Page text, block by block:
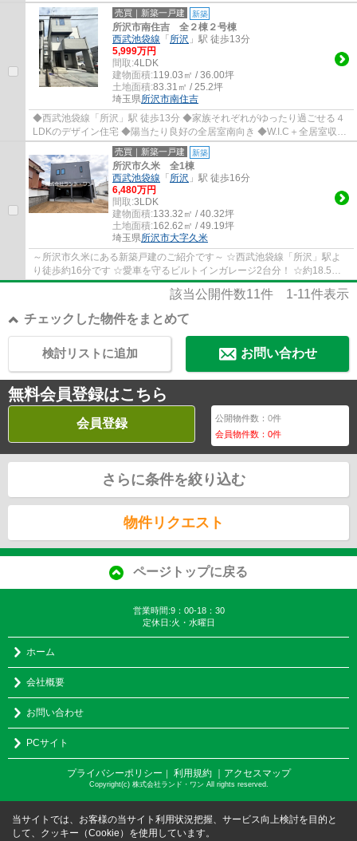
ンが自然と生まれるリビング階段 ◆吹抜けの開...
売買｜新築一戸建 新築
所沢市南住吉 全２棟２号棟
西武池袋線 「 所沢 」駅 徒歩13分
5,999万円
間取:4LDK
建物面積:119.03㎡ / 36.00坪
土地面積:83.31㎡ / 25.2坪
埼玉県所沢市南住吉
◆西武池袋線「所沢」駅 徒歩13分 ◆家族それぞれがゆったり過ごせる４
LDKのデザイン住宅 ◆陽当たり良好の全居室南向き ◆W.I.C＋全居室収納
付き ◆家族のコミュニケーションが自然と生ま...
売買｜新築一戸建 新築
所沢市久米 全1棟
西武池袋線 「 所沢 」駅 徒歩16分
6,480万円
間取:3LDK
建物面積:133.32㎡ / 40.32坪
土地面積:162.62㎡ / 49.19坪
埼玉県所沢市大字久米
～所沢市久米にある新築戸建のご紹介です～ ☆西武池袋線「所沢」駅よ
り徒歩約16分です ☆愛車を守るビルトインガレージ2台分！ ☆約18.5帖
の広々とした２階リビングの対面キッチンです ...
該当公開件数11件 1-11件表示
チェックした物件をまとめて
お問い合わせ
検討リストに追加
無料会員登録はこちら
会員登録 公開物件数：0件
会員物件数：0件
さらに条件を絞り込む
物件リクエスト
ページトップに戻る
営業時間:9：00-18：30
定休日:火・水曜日
ホーム
会社概要
お問い合わせ
PCサイト
プライバシーポリシー 利用規約 ｜アクセスマップ
Copyright(c) 株式会社ランド・ワン All rights reserved.
当サイトでは、お客様の当サイト利用状況把握、サービス向上検討を目的と
して、クッキー（Cookie）を使用しています。